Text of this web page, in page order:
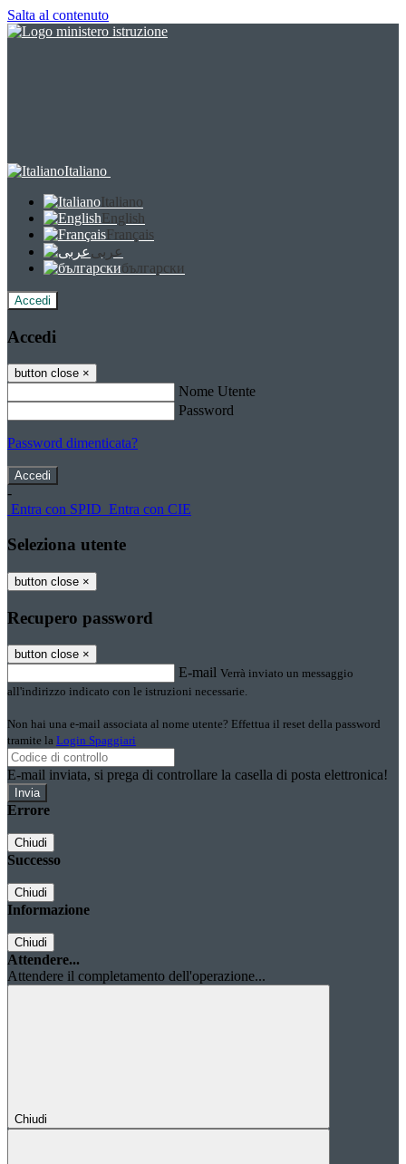
Salta al contenuto
Italiano
Italiano
English
Français
عربى
български
Accedi
Accedi
button close ×
Nome Utente
Password
Password dimenticata?
-
Entra con SPID Entra con CIE
Seleziona utente
button close ×
Recupero password
button close ×
E-mail Verrà inviato un messaggio
all'indirizzo indicato con le istruzioni necessarie.
Non hai una e-mail associata al nome utente? Effettua il reset della password
tramite la Login Spaggiari
E-mail inviata, si prega di controllare la casella di posta elettronica!
Errore
Chiudi
Successo
Chiudi
Informazione
Chiudi
Attendere...
Attendere il completamento dell'operazione...
Chiudi